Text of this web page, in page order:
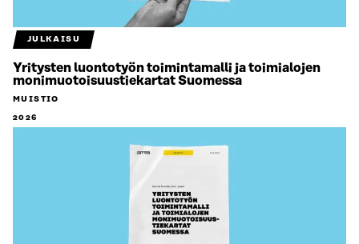
JULKAISU
Yritysten luontotyön toimintamalli ja toimialojen
monimuotoisuustiekartat Suomessa
MUISTIO
2026